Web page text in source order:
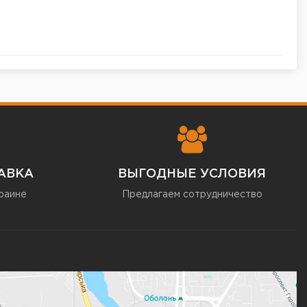
ВЫГОДНЫЕ УСЛОВИЯ
Предлагаем сотрудничество